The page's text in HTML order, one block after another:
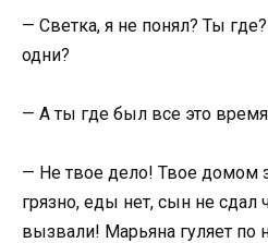
— Светка, я не понял? Ты
одни?
— А ты где был все это
— Не твое дело! Твое домом
грязно, еды нет, сын не
вызвали! Марьяна гуляет по